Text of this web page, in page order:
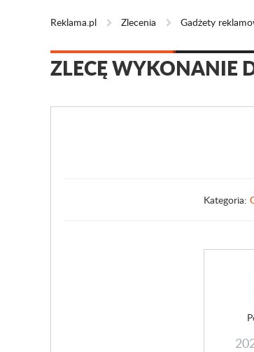
Reklama.pl Zlecenia Gadżety
ZLECĘ WYKONANIE
Kategoria: